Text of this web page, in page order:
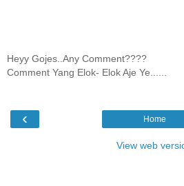
Heyy Gojes..Any Comment????
Comment Yang Elok- Elok Aje Ye......
‹ Home
View web